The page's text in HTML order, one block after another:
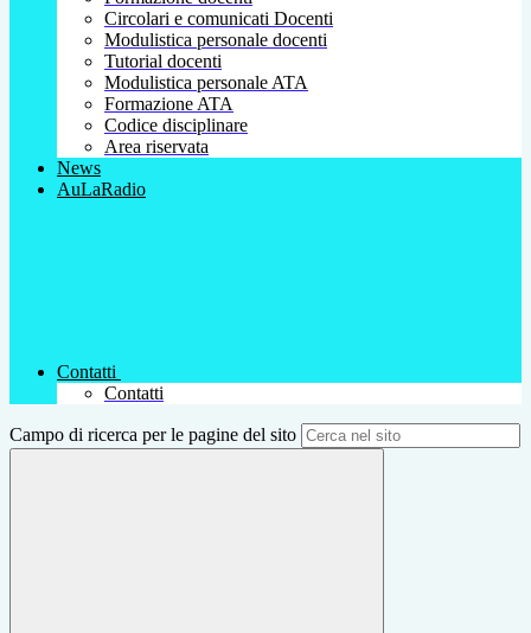
Circolari e comunicati Docenti
Modulistica personale docenti
Tutorial docenti
Modulistica personale ATA
Formazione ATA
Codice disciplinare
Area riservata
News
AuLaRadio
Contatti
Contatti
Campo di ricerca per le pagine del sito